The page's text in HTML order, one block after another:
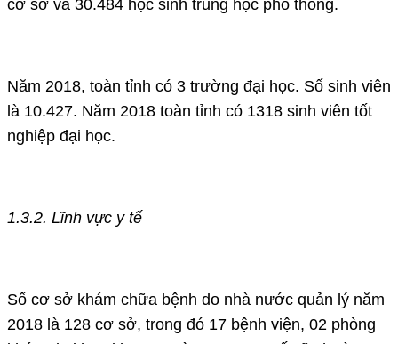
cơ sở và 30.484 học sinh trung học phổ thông.
Năm 2018, toàn tỉnh có 3 trường đại học. Số sinh viên
là 10.427. Năm 2018 toàn tỉnh có 1318 sinh viên tốt
nghiệp đại học.
1.3.2. Lĩnh vực y tế
Số cơ sở khám chữa bệnh do nhà nước quản lý năm
2018 là 128 cơ sở, trong đó 17 bệnh viện, 02 phòng